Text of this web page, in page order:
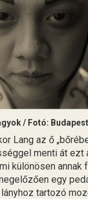
/ Fotó:
Lang az ő
menti át ezt
különösen annak
egy
tartozó